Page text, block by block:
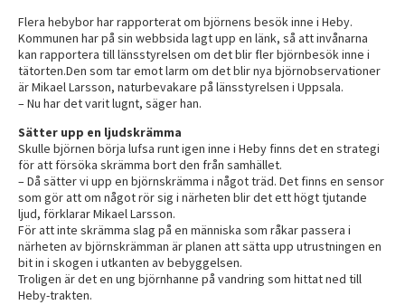
Flera hebybor har rapporterat om björnens besök inne i Heby.
Kommunen har på sin webbsida lagt upp en länk, så att invånarna
kan rapportera till länsstyrelsen om det blir fler björnbesök inne i
tätorten.Den som tar emot larm om det blir nya björnobservationer
är Mikael Larsson, naturbevakare på länsstyrelsen i Uppsala.
– Nu har det varit lugnt, säger han.
Sätter upp en ljudskrämma
Skulle björnen börja lufsa runt igen inne i Heby finns det en strategi
för att försöka skrämma bort den från samhället.
– Då sätter vi upp en björnskrämma i något träd. Det finns en sensor
som gör att om något rör sig i närheten blir det ett högt tjutande
ljud, förklarar Mikael Larsson.
För att inte skrämma slag på en människa som råkar passera i
närheten av björnskrämman är planen att sätta upp utrustningen en
bit in i skogen i utkanten av bebyggelsen.
Troligen är det en ung björnhanne på vandring som hittat ned till
Heby-trakten.